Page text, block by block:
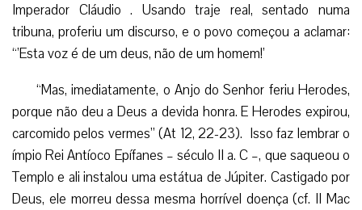
Imperador Cláudio . Usando traje real, sentado numa
tribuna, proferiu um discurso, e o povo começou a aclamar:
“’Esta voz é de um deus, não de um homem!’
“Mas, imediatamente, o Anjo do Senhor feriu Herodes,
porque não deu a Deus a devida honra. E Herodes expirou,
carcomido pelos vermes” (At 12, 22-23). Isso faz lembrar o
ímpio Rei Antíoco Epífanes – século II a. C –, que saqueou o
Templo e ali instalou uma estátua de Júpiter. Castigado por
Deus, ele morreu dessa mesma horrível doença (cf. II Mac